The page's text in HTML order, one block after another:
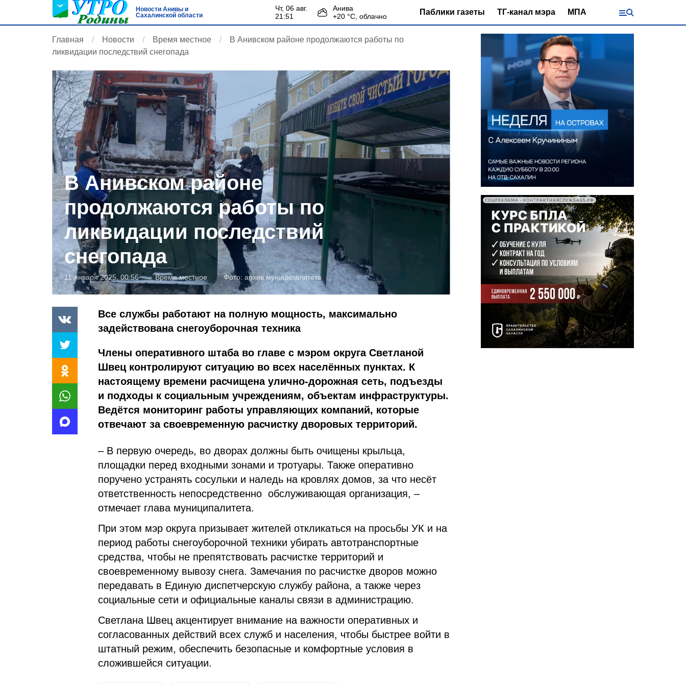
Новости Анивы и
Сахалинской области
чт, 06 авг.
21:51
Анива
+20 °С, облачно Паблики газеты ТГ-канал мэра МПА
Главная Новости Время местное
В Анивском районе продолжаются работы по
ликвидации последствий снегопада
В Анивском районе
продолжаются работы по
ликвидации последствий
снегопада
11 января 2025, 00:56 Время местное Фото: архив муниципалитета
Все службы работают на полную мощность, максимально
задействована снегоуборочная техника
Члены оперативного штаба во главе с мэром округа Светланой
Швец контролируют ситуацию во всех населённых пунктах. К
настоящему времени расчищена улично-дорожная сеть, подъезды
и подходы к социальным учреждениям, объектам инфраструктуры.
Ведётся мониторинг работы управляющих компаний, которые
отвечают за своевременную расчистку дворовых территорий.
– В первую очередь, во дворах должны быть очищены крыльца,
площадки перед входными зонами и тротуары. Также оперативно
поручено устранять сосульки и наледь на кровлях домов, за что несёт
ответственность непосредственно обслуживающая организация, –
отмечает глава муниципалитета.
При этом мэр округа призывает жителей откликаться на просьбы УК и на
период работы снегоуборочной техники убирать автотранспортные
средства, чтобы не препятствовать расчистке территорий и
своевременному вывозу снега. Замечания по расчистке дворов можно
передавать в Единую диспетчерскую службу района, а также через
социальные сети и официальные каналы связи в администрацию.
Светлана Швец акцентирует внимание на важности оперативных и
согласованных действий всех служб и населения, чтобы быстрее войти в
штатный режим, обеспечить безопасные и комфортные условия в
сложившейся ситуации.
СОЦРЕКЛАМА • КОНТРАКТНАЯСЛУЖБА65.РФ